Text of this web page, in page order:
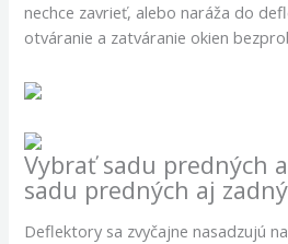
nechce zavrieť, alebo naráža do
otváranie a zatváranie okien
Vybrať sadu predných
sadu predných aj
Deflektory sa zvyčajne nasadzujú na